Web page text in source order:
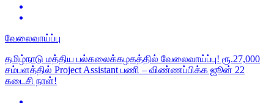
வேலைவாய்ப்பு
தமிழ்நாடு மத்திய பல்கலைக்கழகத்தில் வேலைவாய்ப்பு! ரூ.27,000
சம்பளத்தில் Project Assistant பணி – விண்ணப்பிக்க ஜூன் 22
கடைசி நாள்!